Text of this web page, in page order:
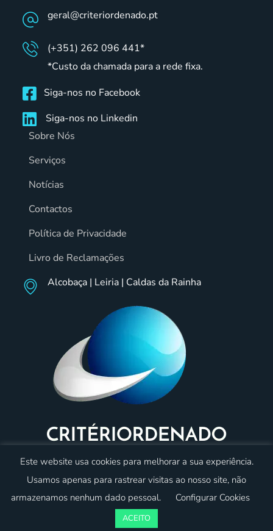
geral@criteriordenado.pt
(+351) 262 096 441*
*Custo da chamada para a rede fixa.
Siga-nos no Facebook
Siga-nos no Linkedin
Sobre Nós
Serviços
Notícias
Contactos
Política de Privacidade
Livro de Reclamações
Alcobaça | Leiria | Caldas da Rainha
© 2023 Critériordenado. Todos os direitos reservados.
Este website usa cookies para melhorar a sua experiência.
Usamos apenas para rastrear visitas ao nosso site, não
armazenamos nenhum dado pessoal.
Configurar Cookies
ACEITO